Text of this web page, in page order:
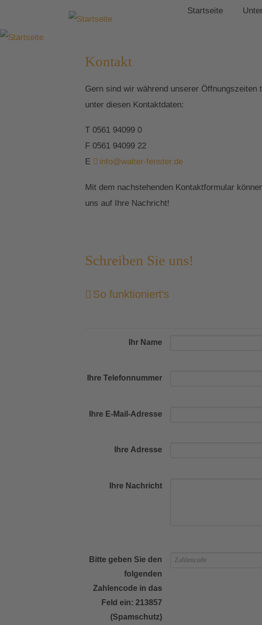
Startseite
Kontakt
Gern sind wir während unserer
unter diesen Kontaktdaten:
T 0561 94099 0
F 0561 94099 22
E
info@walter-fenster.de
Mit dem nachstehenden Kontaktformular
uns auf Ihre Nachricht!
Schreiben Sie uns!
So funktioniert's
Ihr Name
Ihre Telefonnummer
Ihre E-Mail-Adresse
Ihre Adresse
Ihre Nachricht
Bitte geben Sie den
folgenden
Zahlencode in das
Feld ein: 213857
(Spamschutz)